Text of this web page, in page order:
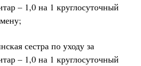
– 1,0 на 1 круглосуточный
сестра по уходу за
– 1,0 на 1 круглосуточный